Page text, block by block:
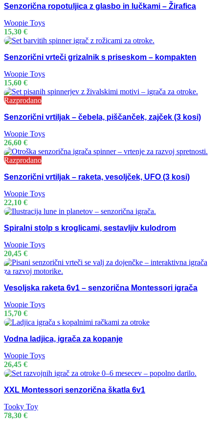
Senzorična ropotuljica z glasbo in lučkami – Žirafica
Woopie Toys
15,30 €
Senzorični vrteči grizalnik s priseskom – kompakten
Woopie Toys
15,60 €
Razprodano
Senzorični vrtiljak – čebela, piščanček, zajček (3 kosi)
Woopie Toys
26,60 €
Razprodano
Senzorični vrtiljak – raketa, vesoljček, UFO (3 kosi)
Woopie Toys
22,10 €
Spiralni stolp s kroglicami, sestavljiv kulodrom
Woopie Toys
20,45 €
Vesoljska raketa 6v1 – senzorična Montessori igrača
Woopie Toys
15,70 €
Vodna ladjica, igrača za kopanje
Woopie Toys
26,45 €
XXL Montessori senzorična škatla 6v1
Tooky Toy
78,30 €